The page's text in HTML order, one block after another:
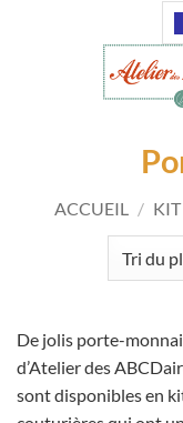
ACCUEIL /
De jolis porte-
d’Atelier des
sont disponibles en